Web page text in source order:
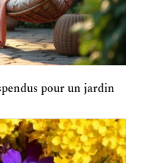
pour un jardin